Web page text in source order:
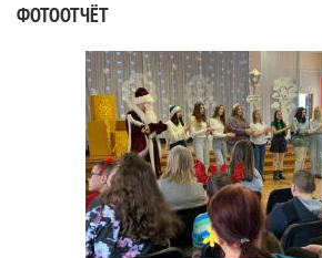
ФОТООТЧЁТ